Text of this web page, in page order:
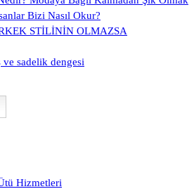
Bizi Nasıl Okur?
STİLİNİN OLMAZSA
sadelik dengesi
Hizmetleri